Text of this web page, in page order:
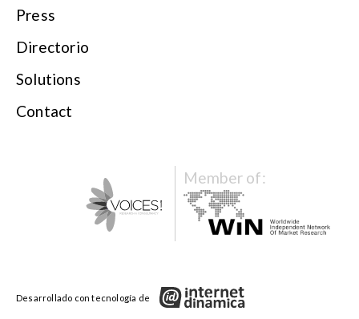
Press
Directorio
Solutions
Contact
Member of: